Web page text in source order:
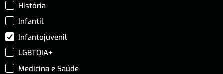
História
Infantil
Infantojuvenil
LGBTQIA+
Medicina e Saúde